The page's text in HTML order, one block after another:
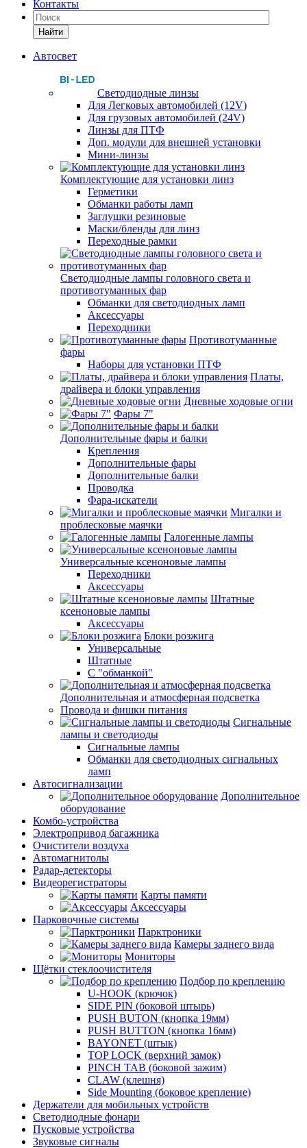
Контакты
Найти
Автосвет
Светодиодные линзы
Для Легковых автомобилей (12V)
Для грузовых автомобилей (24V)
Линзы для ПТФ
Доп. модули для внешней установки
Мини-линзы
Комплектующие для установки линз
Герметики
Обманки работы ламп
Заглушки резиновые
Маски/бленды для линз
Переходные рамки
Светодиодные лампы головного света и
противотуманных фар
Обманки для светодиодных ламп
Аксессуары
Переходники
Противотуманные
фары
Наборы для установки ПТФ
Платы,
драйвера и блоки управления
Дневные ходовые огни
Фары 7"
Дополнительные фары и балки
Крепления
Дополнительные фары
Дополнительные балки
Проводка
Фара-искатели
Мигалки и
проблесковые маячки
Галогенные лампы
Универсальные ксеноновые лампы
Переходники
Аксессуары
Штатные
ксеноновые лампы
Аксессуары
Блоки розжига
Универсальные
Штатные
С "обманкой"
Дополнительная и атмосферная подсветка
Провода и фишки питания
Cигнальные
лампы и светодиоды
Сигнальные лампы
Обманки для светодиодных сигнальных
ламп
Автосигнализации
Дополнительное
оборудование
Комбо-устройства
Электропривод багажника
Очистители воздуха
Автомагнитолы
Радар-детекторы
Видеорегистраторы
Карты памяти
Аксессуары
Парковочные системы
Парктроники
Камеры заднего вида
Мониторы
Щётки стеклоочистителя
Подбор по креплению
U-HOOK (крючок)
SIDE PIN (боковой штырь)
PUSH BUTON (кнопка 19мм)
PUSH BUTTON (кнопка 16мм)
BAYONET (штык)
TOP LOCK (верхний замок)
PINCH TAB (боковой зажим)
CLAW (клешня)
Side Mounting (боковое крепление)
Держатели для мобильных устройств
Светодиодные фонари
Пусковые устройства
Звуковые сигналы